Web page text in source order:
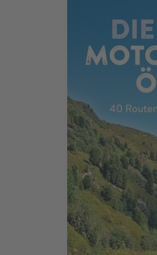
Zum Anfang der Bildergalerie springen